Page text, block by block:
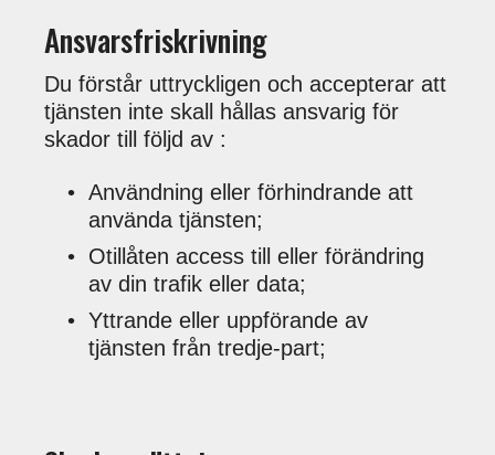
Ansvarsfriskrivning
Du förstår uttryckligen och accepterar att
tjänsten inte skall hållas ansvarig för
skador till följd av :
Användning eller förhindrande att
använda tjänsten;
Otillåten access till eller förändring
av din trafik eller data;
Yttrande eller uppförande av
tjänsten från tredje-part;